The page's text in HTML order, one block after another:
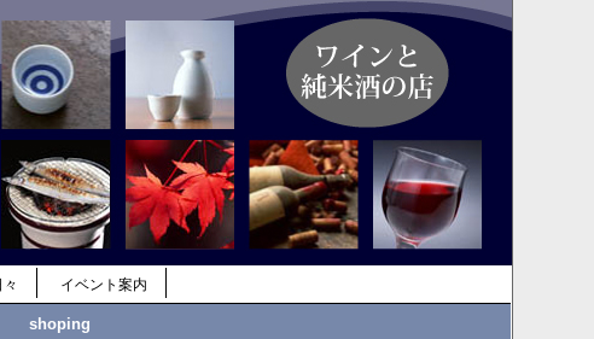
イベント案内
shoping